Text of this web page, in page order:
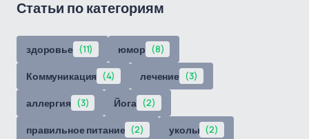
Статьи по категориям
здоровье (11) юмор (8)
Коммуникация (4) лечение (3)
аллергия (3) Йога (2)
правильное питание (2) уколы (2)